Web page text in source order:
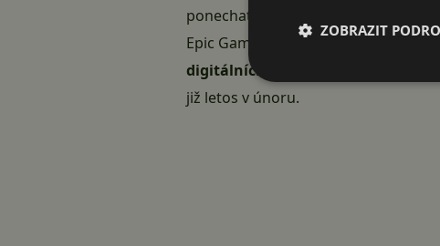
ponechat také
Epic Games jakožto autory střílečky
digitálních trzích projde
.
již letos v únoru.
ZOBRAZIT